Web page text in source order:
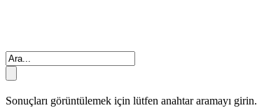
Sonuçları görüntülemek için lütfen anahtar aramayı girin.